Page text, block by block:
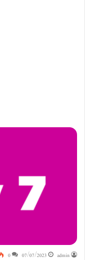
admin
07/07/2023
0